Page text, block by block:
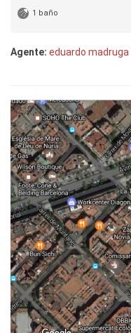
1 baño
Agente: eduardo madruga